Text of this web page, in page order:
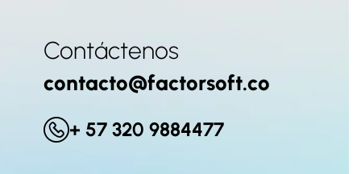
Contáctenos